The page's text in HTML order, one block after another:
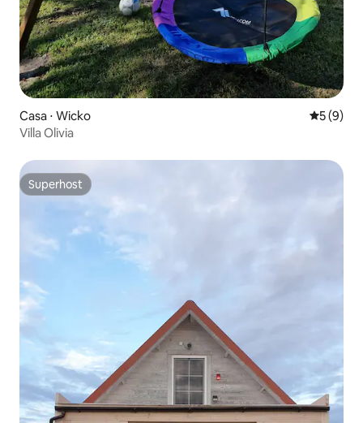
Casa ⋅ Wicko 5 de
5 (9)
Villa Olivia
Superhost
Superhost